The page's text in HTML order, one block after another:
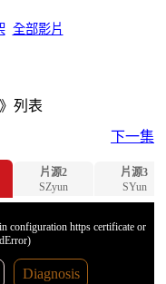
全部影片
》列表
下一集
片源2
SZyun
片源3
SYun